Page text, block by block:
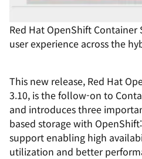
Red Hat OpenShift
user experience across the
This new release, Red Hat
3.10, is the follow-on to
and introduces three
based storage with
support enabling high
utilization and better